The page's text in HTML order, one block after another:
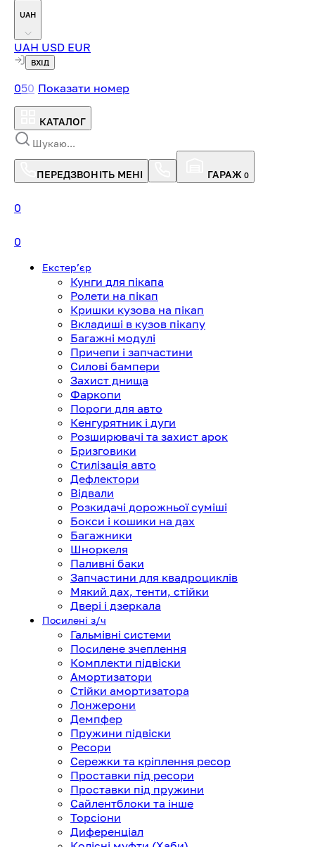
UAH
UAH USD EUR
ВХІД
050 Показати номер
КАТАЛОГ
ПЕРЕДЗВОНІТЬ МЕНІ ГАРАЖ 0
0
0
Екстерʼєр
Кунги для пікапа
Ролети на пікап
Кришки кузова на пікап
Вкладиші в кузов пікапу
Багажні модулі
Причепи і запчастини
Силові бампери
Захист днища
Фаркопи
Пороги для авто
Кенгурятник і дуги
Розширювачі та захист арок
Бризговики
Стилізація авто
Дефлектори
Відвали
Розкидачі дорожньої суміші
Бокси і кошики на дах
Багажники
Шноркеля
Паливні баки
Запчастини для квадроциклів
Мякий дах, тенти, стійки
Двері і дзеркала
Посилені з/ч
Гальмівні системи
Посилене зчеплення
Комплекти підвіски
Амортизатори
Стійки амортизатора
Лонжерони
Демпфер
Пружини підвіски
Ресори
Сережки та кріплення ресор
Проставки під ресори
Проставки під пружини
Сайлентблоки та інше
Торсіони
Диференціал